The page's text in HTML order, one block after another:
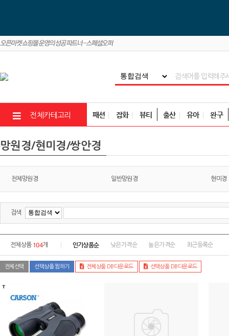
전체카테고리 패션 잡화 뷰티 출산 유아 완구
망원경/현미경/쌍안경
천체망원경 일반망원경 현미경
검색
전체상품 104개 인기상품순 낮은가격순 높은가격순 최근등록순
전체선택 선택상품 찜하기 전체상품 DB다운로드 선택상품 DB다운로드